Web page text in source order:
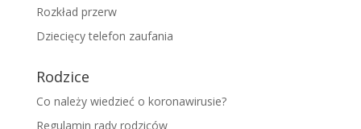
Rozkład przerw
Dziecięcy telefon zaufania
Rodzice
Co należy wiedzieć o koronawirusie?
Regulamin rady rodziców